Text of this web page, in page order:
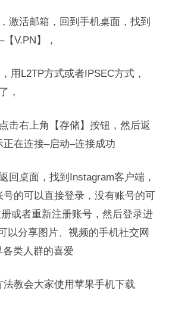
激活邮箱，回到手机桌面，找到
V.PN】，
用L2TP方式或者IPSEC方式，
，
击右上角【存储】按钮，然后返
在连接–启动–连接成功
回桌面，找到Instagram客户端，
的可以直接登录，没有账号的可
或者重新注册账号，然后登录进
以分享图片、视频的手机社交网
类人群的喜爱
教会大家使用苹果手机下载